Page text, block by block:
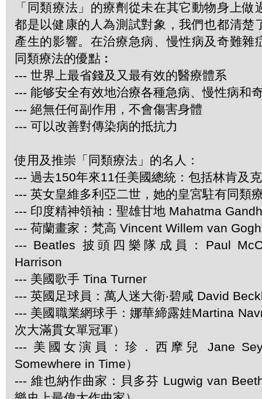
「同類療法」的療劑從未在其它動物身上做
都是以健康的人為測試對象，我們也都清楚
產生的影響。在治療急病、慢性病及奇難雜
同類療法的優點︰
--- 世界上最省錢及又最有效的醫療體系
--- 能够安全有效地治療各種急病、慢性病和
--- 絕無任何副作用，不會傷害身體
--- 可以改善對傳染病的抵抗力
使用及推崇「同類療法」的名人：
--- 過去150年來11任美國總統：包括林肯及
--- 英女皇維多利亞二世，她的皇宮駐有同類
--- 印度精神領袖：聖雄甘地 Mahatma
--- 荷蘭畫家：梵高 Vincent Willem van Gogh
--- Beatles 披頭四樂隊成員：Paul
Harrison
--- 美國歌手 Tina Turner
--- 英國足球員：萬人迷大衛‧碧咸 David
--- 美國職業網球手：娜華締露娃Martina
次大滿貫女單冠軍）
--- 美國女演員：珍．西摩兒 Jane
Somewhere in Time）
--- 維也納作曲家：貝多芬 Lugwig van